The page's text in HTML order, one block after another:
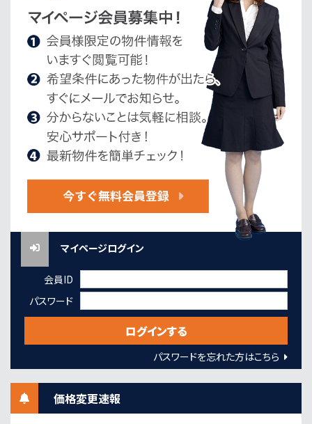
マイページログイン
会員ID
パスワード
パスワードを忘れた方はこちら
価格変更速報